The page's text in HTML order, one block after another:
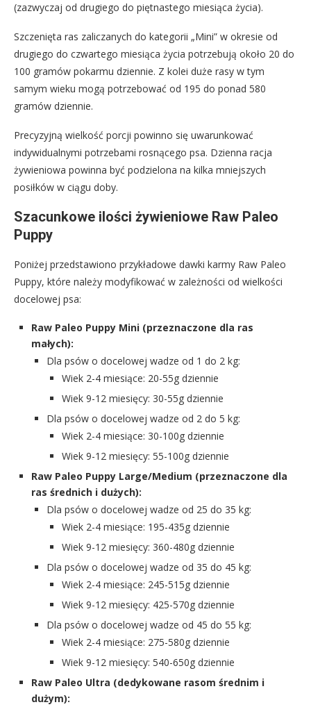
(zazwyczaj od drugiego do piętnastego miesiąca życia).
Szczenięta ras zaliczanych do kategorii „Mini” w okresie od
drugiego do czwartego miesiąca życia potrzebują około 20 do
100 gramów pokarmu dziennie. Z kolei duże rasy w tym
samym wieku mogą potrzebować od 195 do ponad 580
gramów dziennie.
Precyzyjną wielkość porcji powinno się uwarunkować
indywidualnymi potrzebami rosnącego psa. Dzienna racja
żywieniowa powinna być podzielona na kilka mniejszych
posiłków w ciągu doby.
Szacunkowe ilości żywieniowe Raw Paleo
Puppy
Poniżej przedstawiono przykładowe dawki karmy Raw Paleo
Puppy, które należy modyfikować w zależności od wielkości
docelowej psa:
Raw Paleo Puppy Mini (przeznaczone dla ras
małych):
Dla psów o docelowej wadze od 1 do 2 kg:
Wiek 2-4 miesiące: 20-55g dziennie
Wiek 9-12 miesięcy: 30-55g dziennie
Dla psów o docelowej wadze od 2 do 5 kg:
Wiek 2-4 miesiące: 30-100g dziennie
Wiek 9-12 miesięcy: 55-100g dziennie
Raw Paleo Puppy Large/Medium (przeznaczone dla
ras średnich i dużych):
Dla psów o docelowej wadze od 25 do 35 kg:
Wiek 2-4 miesiące: 195-435g dziennie
Wiek 9-12 miesięcy: 360-480g dziennie
Dla psów o docelowej wadze od 35 do 45 kg:
Wiek 2-4 miesiące: 245-515g dziennie
Wiek 9-12 miesięcy: 425-570g dziennie
Dla psów o docelowej wadze od 45 do 55 kg:
Wiek 2-4 miesiące: 275-580g dziennie
Wiek 9-12 miesięcy: 540-650g dziennie
Raw Paleo Ultra (dedykowane rasom średnim i
dużym):